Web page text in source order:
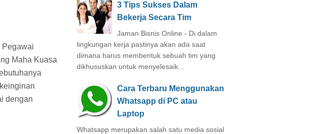
Pegawai
Maha Kuasa
dengan
3 Tips Sukses Dalam
Bekerja Secara Tim
Jaman Bisnis Online - Di dalam
lingkungan kerja pastinya akan ada saat
dimana harus membentuk sebuah tim yang
dikhususkan untuk menyelesaik...
Cara Terbaru Menggunakan
Whatsapp di PC atau
Laptop
Whatsapp merupakan salah satu media sosial